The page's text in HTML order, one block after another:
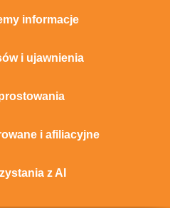
informacje
i ujawnienia
i afiliacyjne
z AI